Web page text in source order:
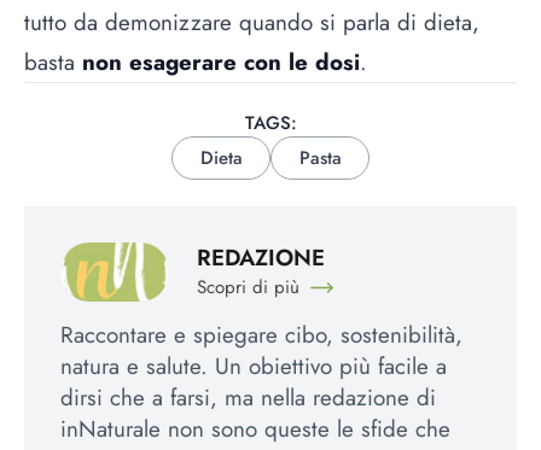
tutto da demonizzare quando si parla di dieta,
basta non esagerare con le dosi.
TAGS:
Dieta
Pasta
REDAZIONE
Scopri di più
Raccontare e spiegare cibo, sostenibilità,
natura e salute. Un obiettivo più facile a
dirsi che a farsi, ma nella redazione di
inNaturale non sono queste le sfide che